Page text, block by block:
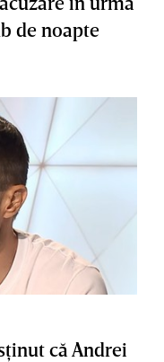
de noapte
că Andrei